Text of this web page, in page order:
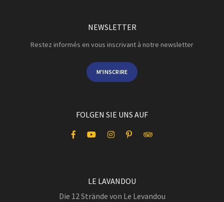
NEWSLETTER
Restez informés en vous inscrivant à notre newsletter
M'INSCRIRE
FOLGEN SIE UNS AUF
LE LAVANDOU
Die 12 Strände von Le Levandou